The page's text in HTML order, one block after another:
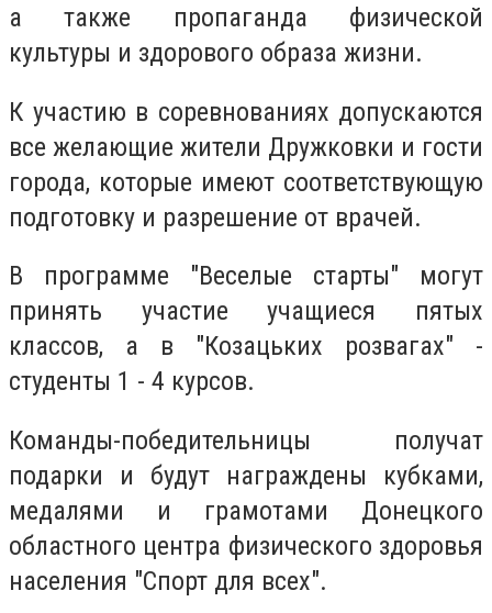
а также пропаганда физической
культуры и здорового образа жизни.
К участию в соревнованиях допускаются
все желающие жители Дружковки и гости
города, которые имеют соответствующую
подготовку и разрешение от врачей.
В программе "Веселые старты" могут
принять участие учащиеся пятых
классов, а в "Козацьких розвагах" -
студенты 1 - 4 курсов.
Команды-победительницы получат
подарки и будут награждены кубками,
медалями и грамотами Донецкого
областного центра физического здоровья
населения "Спорт для всех".